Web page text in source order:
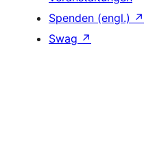
Spenden (engl.) ↗
Swag ↗